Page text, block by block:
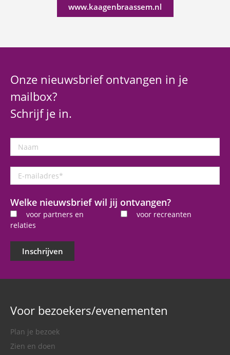
www.kaagenbraassem.nl
Onze nieuwsbrief ontvangen in je
mailbox?
Schrijf je in.
Naam
mailadres
Welke nieuwsbrief wil jij ontvangen?
voor partners en
relaties
voor recreanten
Inschrijven
Voor bezoekers/evenementen
Plan je bezoek
Zien en doen